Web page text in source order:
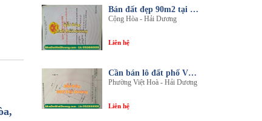
Bán đất đẹp 90m2 tại thôn An Điền, xã Cộng Hòa, huyện Nam Sách, tỉnh Hải Dương
Cộng Hòa - Hải Dương
Liên hệ
Cần bán lô đất phố Văn, phường Việt Hòa, thành phố Hải Dương
Phường Việt Hoà - Hải Dương
Liên hệ